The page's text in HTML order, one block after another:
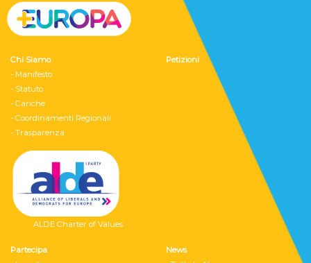
Chi Siamo
- Manifesto
- Statuto
- Cariche
- Coordinamenti Regionali
- Trasparenza
ALDE Charter of Values
Petizioni
Partecipa
News